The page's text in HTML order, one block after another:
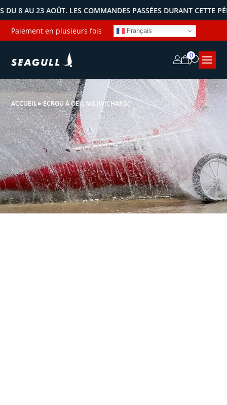
23 AOÛT. LES COMMANDES PASSÉES DURANT CETTE
Paiement en plusieurs fois Français
0
ACCUEIL►ECROU À OEIL M8 (WICHARD)